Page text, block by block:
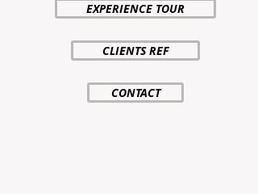
EXPERIENCE TOUR
CLIENTS REF
CONTACT